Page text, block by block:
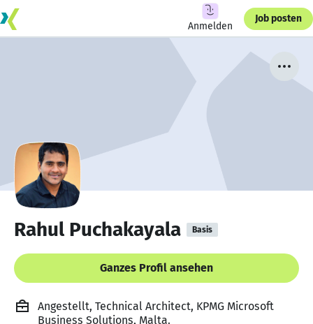
Anmelden
Job posten
Rahul Puchakayala Basis
Ganzes Profil ansehen
Angestellt, Technical Architect, KPMG Microsoft
Business Solutions, Malta.